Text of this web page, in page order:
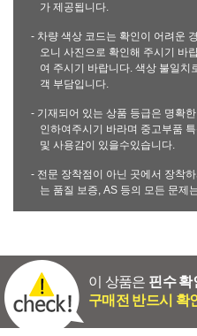
가 제공됩니다.
- 차량 색상 코드는 확인이 어려운
오니 사진으로 확인해 주시기 바
여 주시기 바랍니다. 색상 불일치
객 부담입니다.
- 기재되어 있는 상품 등급은 명확
인하여주시기 바라며 중고부품
및 사용감이 있을수있습니다.
- 전문 장착점이 아닌 곳에서 장착
는 품질 보증, AS 등의 모든 문제
이 상품은 핀수 확
구매전 반드시 확